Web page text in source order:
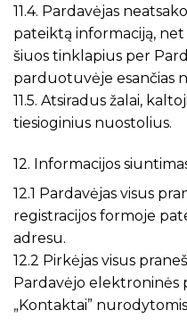
11.4. Pardavėjas
pateiktą informaciją,
šiuos tinklapius per
parduotuvėje esančias
11.5. Atsiradus žalai,
tiesioginius nuostolius.
12. Informacijos
12.1 Pardavėjas visus
registracijos formoje
adresu.
12.2 Pirkėjas visus
Pardavėjo elektroninės
„Kontaktai”